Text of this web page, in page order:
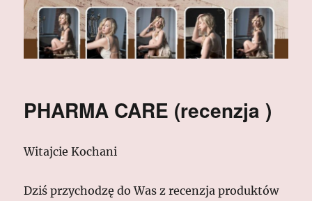
PHARMA CARE (recenzja )
Witajcie Kochani
Dziś przychodzę do Was z recenzja produktów